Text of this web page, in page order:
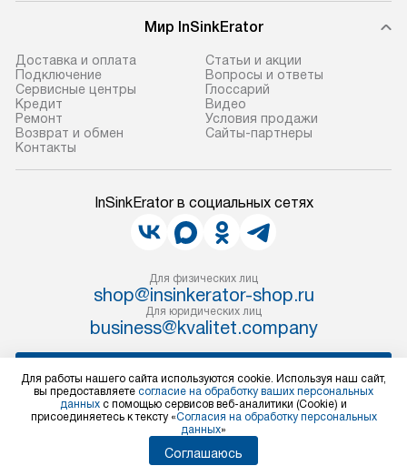
Мир InSinkErator
Доставка и оплата
Подключение
Сервисные центры
Кредит
Ремонт
Возврат и обмен
Контакты
Статьи и акции
Вопросы и ответы
Глоссарий
Видео
Условия продажи
Сайты-партнеры
InSinkErator в социальных сетях
Для физических лиц
shop@insinkerator-shop.ru
Для юридических лиц
business@kvalitet.company
Политика конфиденциальности
Условия продажи
Карта сайта
Для работы нашего сайта используются cookie. Используя наш сайт,
вы предоставляете согласие на обработку ваших персональных
данных с помощью сервисов веб-аналитики (Cookie) и
присоединяетесь к тексту «Согласия на обработку персональных
данных»
Соглашаюсь